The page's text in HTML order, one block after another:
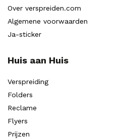
Over verspreiden.com
Algemene voorwaarden
Ja-sticker
Huis aan Huis
Verspreiding
Folders
Reclame
Flyers
Prijzen